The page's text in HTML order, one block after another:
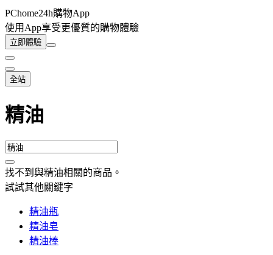
PChome24h購物App
使用App享受更優質的購物體驗
立即體驗
全站
精油
找不到與精油相關的商品 。
試試其他關鍵字
精油瓶
精油皂
精油棒